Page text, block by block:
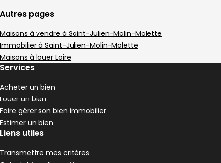
108 000 €
Maison • 4 pièces • 100 m²
DPE :
E 2 chambres
,
126 m² 4 pièces Saint-Appolinard
Aller à l'image1
Aller à l'image2
Aller à l'image3
Aller à l'image4
Aller à l'image5
Autres pages
Maisons à vendre à Saint-Julien-Molin-Molette
Immobilier à Saint-Julien-Molin-Molette
Maisons à louer Loire
Services
Acheter un bien
Louer un bien
Faire gérer son bien immobilier
Estimer un bien
Liens utiles
Transmettre mes critères